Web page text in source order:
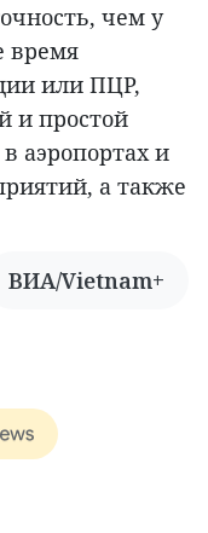
чем у
время
или ПЦР,
и простой
аэропортах и
а также
ВИА/Vietnam+